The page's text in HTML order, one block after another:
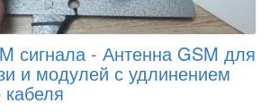
сигнала - Антенна GSM для
и модулей с удлинением
кабеля